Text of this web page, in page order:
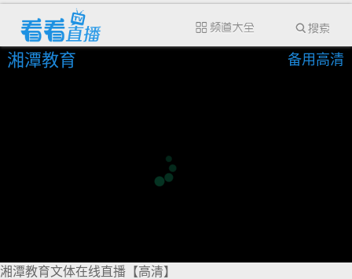
湘潭教育 备用高清
湘潭教育文体在线直播【高清】